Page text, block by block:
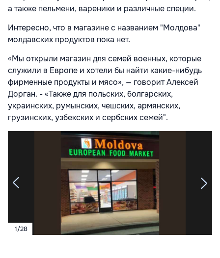
а также пельмени, вареники и различные специи.
Интересно, что в магазине с названием "Молдова"
молдавских продуктов пока нет.
«Мы открыли магазин для семей военных, которые
служили в Европе и хотели бы найти какие-нибудь
фирменные продукты и мясо», — говорит Алексей
Дорган. - «Также для польских, болгарских,
украинских, румынских, чешских, армянских,
грузинских, узбекских и сербских семей".
1/28